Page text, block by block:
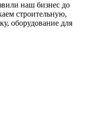
наш бизнес до
строительную,
оборудование для